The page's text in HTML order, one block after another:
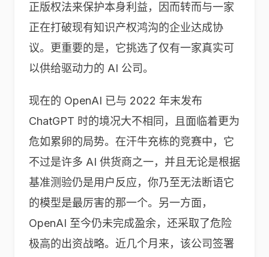
正版权法来保护本身利益，因而转而与一家
正在打破现有知识产权鸿沟的企业达成协
议。更重要的是，它挑选了仅有一家真实可
以供给驱动力的 AI 公司。
现在的 OpenAI 已与 2022 年末发布
ChatGPT 时的境况大不相同，且面临着更为
危如累卵的局势。在汗牛充栋的竞赛中，它
不过是许多 AI 供货商之一，并且无论是根据
基准测验仍是用户反应，你乃至无法断语它
的模型是最厉害的那一个。另一方面，
OpenAI 至今仍未完成盈余，还采取了危险
极高的出资战略。近几个月来，该公司签署